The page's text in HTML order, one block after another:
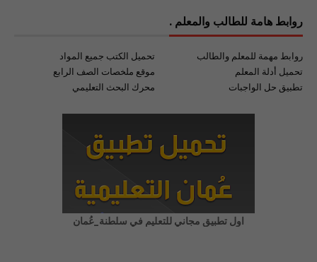
روابط هامة للطالب والمعلم .
تحميل الكتب جميع المواد
روابط مهمة للمعلم والطالب
موقع ملخصات الصف الرابع
تحميل أدلة المعلم
محرك البحث التعليمي
تطبيق حل الواجبات
اول تطبيق مجاني للتعليم في سلطنة_عُمان